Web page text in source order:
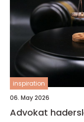
inspiration
06. May 2026
Advokat haderslev sådan vælger